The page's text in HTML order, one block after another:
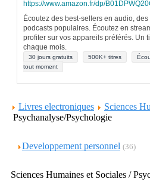
https://www.amazon.fr/dp/
Écoutez des best-sellers en audio,
podcasts populaires. Écoutez en
profiter sur vos appareils préférés. Un
chaque mois.
30 jours gratuits 500K+ titres
tout moment
Livres electroniques
Sciences
Psychanalyse/Psychologie
Developpement personnel (36)
Sciences Humaines et Sociales /